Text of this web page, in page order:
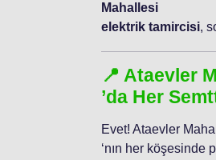
Mahallesi
elektrik tamircisi,
📍 Ataevler
’da Her
Evet! Ataevler
‘nın her köşesinde